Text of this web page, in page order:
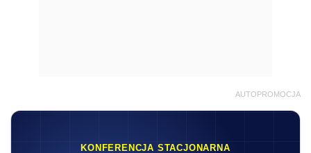
AUTOPROMOCJA
KONFERENCJA STACJONARNA